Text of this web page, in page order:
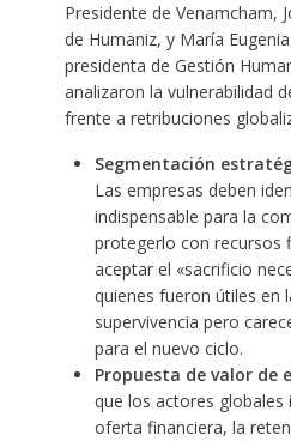
Presidente de Venamcham,
de Humaniz, y María
presidenta de Gestión
analizaron la vulnerabilidad
frente a retribuciones
Segmentación
Las empresas deben
indispensable para la
protegerlo con recursos
aceptar el «sacrificio
quienes fueron útiles en
supervivencia pero
para el nuevo ciclo.
Propuesta de valor de
que los actores globales
oferta financiera, la